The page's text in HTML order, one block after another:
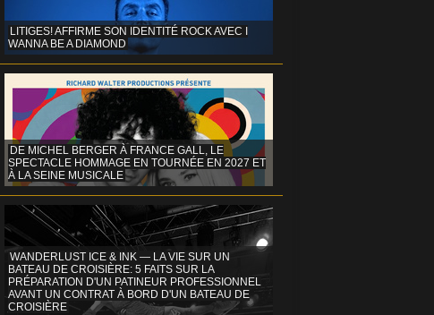
LITIGES! AFFIRME SON IDENTITÉ ROCK AVEC I
WANNA BE A DIAMOND
DE MICHEL BERGER À FRANCE GALL, LE
SPECTACLE HOMMAGE EN TOURNÉE EN 2027 ET
À LA SEINE MUSICALE
WANDERLUST ICE & INK — LA VIE SUR UN
BATEAU DE CROISIÈRE: 5 FAITS SUR LA
PRÉPARATION D'UN PATINEUR PROFESSIONNEL
AVANT UN CONTRAT À BORD D'UN BATEAU DE
CROISIÈRE